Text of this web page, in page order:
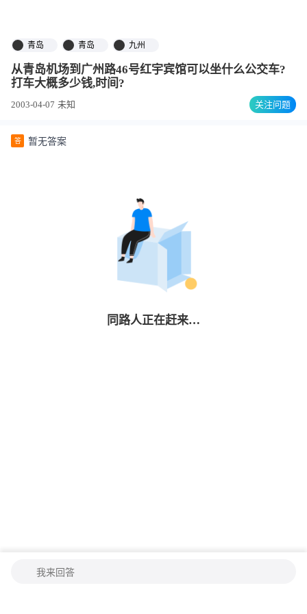
青岛 青岛 九州
从青岛机场到广州路46号红宇宾馆可以坐什么公交车?
打车大概多少钱,时间?
2003-04-07 未知 关注问题
答 暂无答案
同路人正在赶来…